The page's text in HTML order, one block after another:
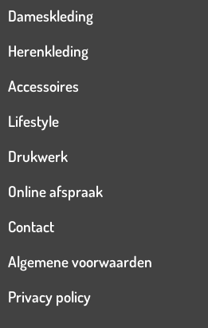
Dameskleding
Herenkleding
Accessoires
Lifestyle
Drukwerk
Online afspraak
Contact
Algemene voorwaarden
Privacy policy